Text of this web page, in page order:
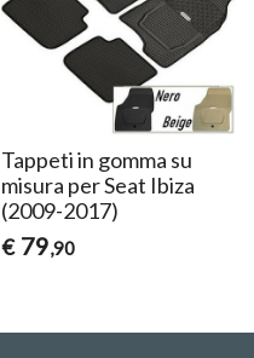
Tappeti in gomma su
misura per Seat Ibiza
(2009-2017)
€ 79,90